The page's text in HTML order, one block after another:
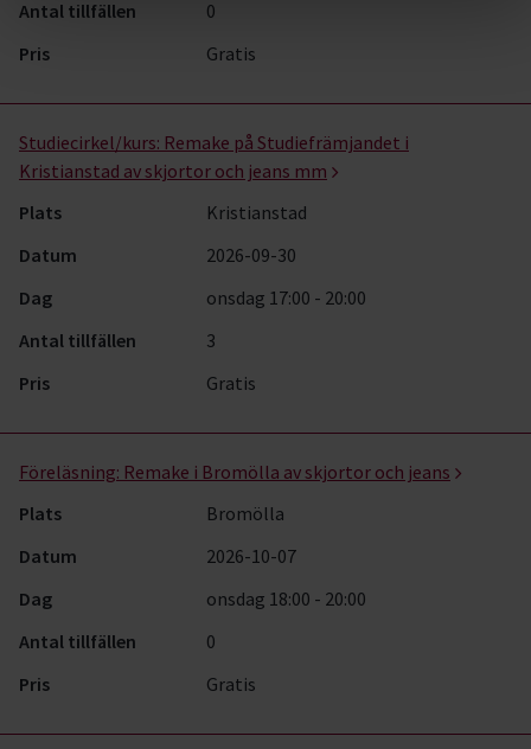
Antal tillfällen
0
Pris
Gratis
Studiecirkel/kurs: Remake på Studiefrämjandet i
Kristianstad av skjortor och jeans mm
Plats
Kristianstad
Datum
2026-09-30
Dag
onsdag 17:00 - 20:00
Antal tillfällen
3
Pris
Gratis
Föreläsning: Remake i Bromölla av skjortor och jeans
Plats
Bromölla
Datum
2026-10-07
Dag
onsdag 18:00 - 20:00
Antal tillfällen
0
Pris
Gratis